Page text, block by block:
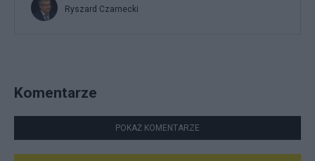
Ryszard Czarnecki
Komentarze
POKAŻ KOMENTARZE